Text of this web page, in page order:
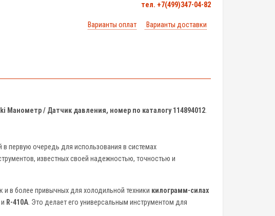
тел. +7(499)347-04-82
Варианты оплат Варианты доставки
Манометр / Датчик давления, номер по каталогу 114894012.
первую очередь для использования в системах
известных своей надежностью, точностью и
и в более привычных для холодильной техники килограмм-силах
и R-410A. Это делает его универсальным инструментом для